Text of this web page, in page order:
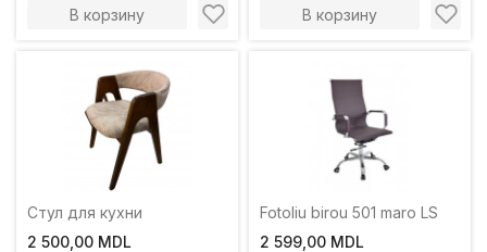
В корзину В корзину
Стул для кухни
2 500,00 MDL
Fotoliu birou 501 maro LS
2 599,00 MDL